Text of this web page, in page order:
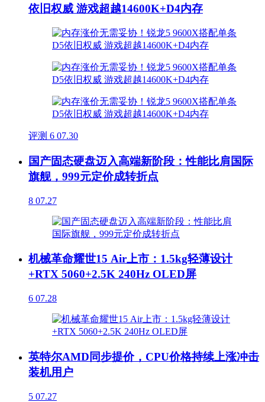
依旧权威 游戏超越14600K+D4内存
评测 6 07.30
国产固态硬盘迈入高端新阶段：性能比肩国际
旗舰，999元定价成转折点
8 07.27
机械革命耀世15 Air上市：1.5kg轻薄设计
+RTX 5060+2.5K 240Hz OLED屏
6 07.28
英特尔AMD同步提价，CPU价格持续上涨冲击
装机用户
5 07.27